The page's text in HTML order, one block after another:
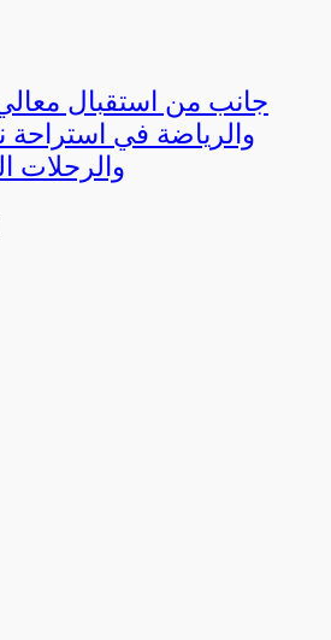
جانب من استقبال
والرياضة في استراحة
والرحلات